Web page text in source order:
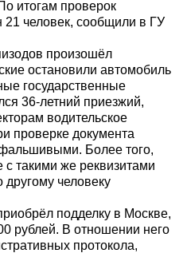
итогам проверок
21 человек, сообщили в ГУ
произошёл
остановили автомобиль
государственные
36-летний приезжий,
водительское
проверке документа
Более того,
с такими же реквизитами
человеку
подделку в Москве,
рублей. В отношении него
протокола,